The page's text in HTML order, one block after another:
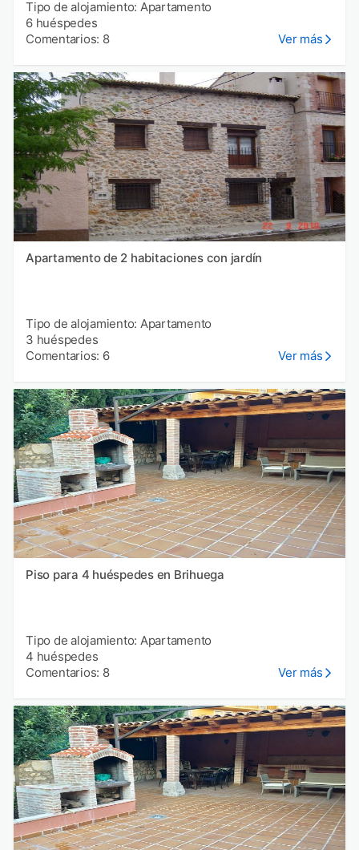
Tipo de alojamiento: Apartamento
6 huéspedes
Comentarios: 8
Ver más
Apartamento de 2 habitaciones con jardín
Tipo de alojamiento: Apartamento
3 huéspedes
Comentarios: 6
Ver más
Piso para 4 huéspedes en Brihuega
Tipo de alojamiento: Apartamento
4 huéspedes
Comentarios: 8
Ver más